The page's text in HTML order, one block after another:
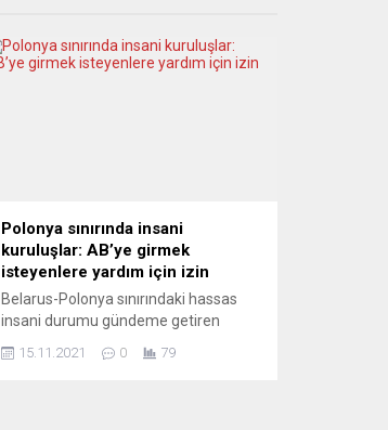
Polonya sınırında insani
kuruluşlar: AB’ye girmek
isteyenlere yardım için izin
Belarus-Polonya sınırındaki hassas
insani durumu gündeme getiren
korunmalı ve insani yardım
15.11.2021 0 79